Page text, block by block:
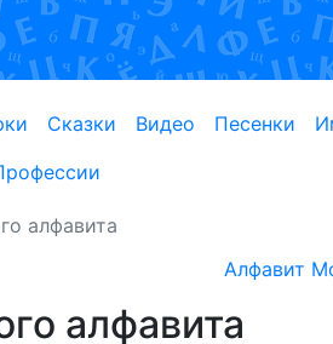
Сказки Видео Песенки
алфавита
Алфавит
алфавита